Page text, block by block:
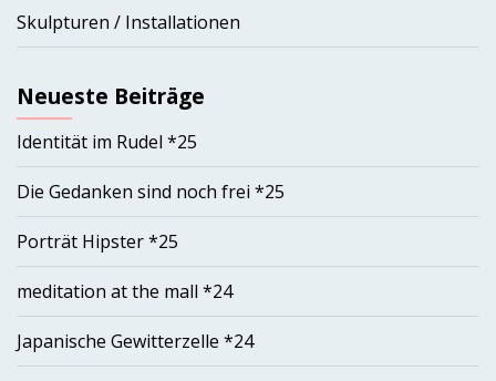
Skulpturen / Installationen
Neueste Beiträge
Identität im Rudel *25
Die Gedanken sind noch frei *25
Porträt Hipster *25
meditation at the mall *24
Japanische Gewitterzelle *24